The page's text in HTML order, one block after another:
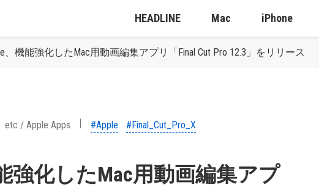
HEADLINE Mac iPhone
、機能強化したMac用動画編集アプリ「Final Cut Pro 12.3」をリリース
etc / Apple Apps #Apple #Final_Cut_Pro_X
強化したMac用動画編集アプ